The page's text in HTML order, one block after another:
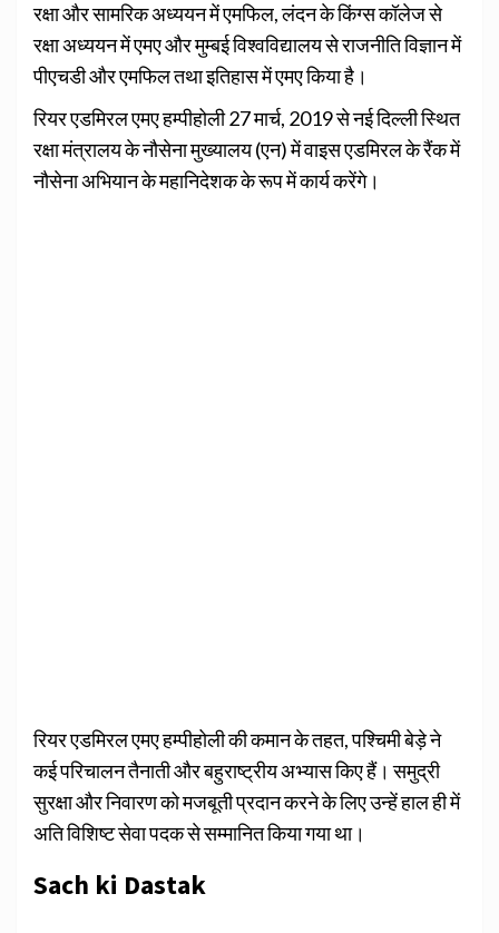
रक्षा और सामरिक अध्ययन में एमफिल, लंदन के किंग्स कॉलेज से
रक्षा अध्ययन में एमए और मुम्‍बई विश्‍वविद्यालय से राजनीति विज्ञान में
पीएचडी और एमफिल तथा इतिहास में एमए किया है।
रियर एडमिरल एमए हम्पीहोली 27 मार्च, 2019 से नई दिल्‍ली स्थित
रक्षा मंत्रालय के नौसेना मुख्‍यालय (एन) में वाइस एडमिरल के रैंक में
नौसेना अभियान के महानिदेशक के रूप में कार्य करेंगे।
रियर एडमिरल एमए हम्पीहोली की कमान के तहत, पश्चिमी बेड़े ने
कई परिचालन तैनाती और बहुराष्ट्रीय अभ्यास किए हैं। समुद्री
सुरक्षा और निवारण को मजबूती प्रदान करने के लिए उन्हें हाल ही में
अति विशिष्ट सेवा पदक से सम्मानित किया गया था।
Sach ki Dastak